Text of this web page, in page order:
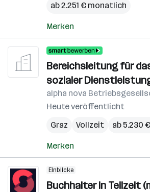
ab 2.251 € monatlich
Merken
Bereichsleitung für
sozialer
alpha nova
Heute veröffentlicht
Graz
Vollzeit ab 5.230
Merken
Einblicke
Buchhalter in Teilzeit